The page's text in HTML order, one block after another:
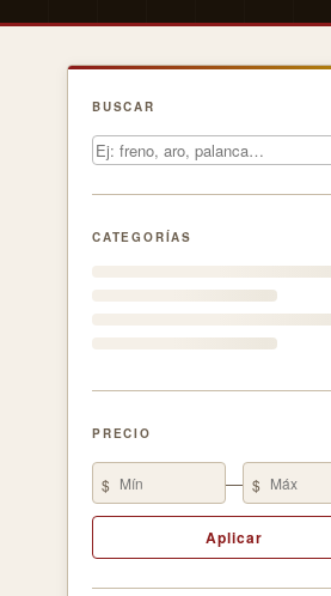
BUSCAR
CATEGORÍAS
PRECIO
$ — $
Aplicar